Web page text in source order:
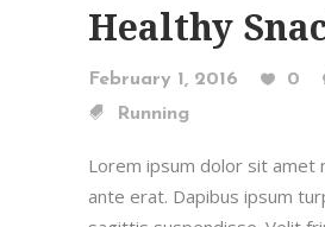
Healthy
February 1, 2016 0
Running
Lorem ipsum dolor sit amet
ante erat. Dapibus ipsum